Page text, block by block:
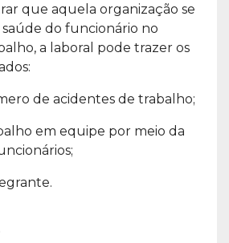
que aquela organização se
do funcionário no
a laboral pode trazer os
de acidentes de trabalho;
em equipe por meio da